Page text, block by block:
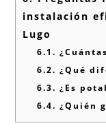
instalación
Lugo
6.1.
6.2. ¿Qué
6.3. ¿Es
6.4. ¿Quién